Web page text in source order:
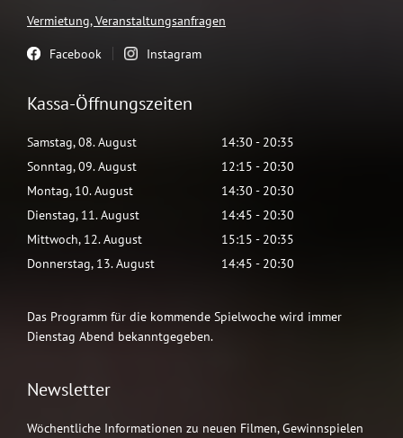
Vermietung, Veranstaltungsanfragen
Facebook Instagram
Kassa-Öffnungszeiten
Samstag,08.August 14:30 - 20:35
Sonntag,09.August 12:15 - 20:30
Montag, 10.August 14:30 - 20:30
Dienstag, 11.August 14:45 - 20:30
Mittwoch, 12.August 15:15 - 20:35
Donnerstag, 13.August 14:45 - 20:30
Das Programm für die kommende Spielwoche wird immer
Dienstag Abend bekanntgegeben.
Newsletter
Wöchentliche Informationen zu neuen Filmen, Gewinnspielen